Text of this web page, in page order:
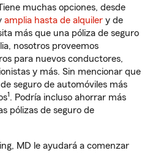
muchas opciones, desde
amplia hasta de alquiler y de
más que una póliza de seguro
nosotros proveemos
para nuevos conductores,
y más. Sin mencionar que
seguro de automóviles más
1. Podría incluso ahorrar más
pólizas de seguro de
MD le ayudará a comenzar